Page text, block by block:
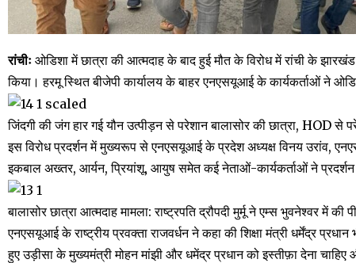
रांचीः ओडिशा में छात्रा की आत्मदाह के बाद हुई मौत के विरोध में रांची के
किया। हरमू स्थित बीजेपी कार्यालय के बाहर एनएसयूआई के कार्यकर्ताओं ने
जिंदगी की जंग हार गई यौन उत्पीड़न से परेशान बालासोर की छात्रा, HOD से
इस विरोध प्रदर्शन में मुख्यरूप से एनएसयूआई के प्रदेश अध्यक्ष विनय उरांव,
इकबाल अख्तर, आर्यन, प्रियांशू, आयुष समेत कई नेताओं-कार्यकर्ताओं ने प्रदर्शन
बालासोर छात्रा आत्मदाह मामला: राष्ट्रपति द्रौपदी मुर्मू ने एम्स भुवनेश्वर में
एनएसयूआई के राष्ट्रीय प्रवक्ता राजवर्धन ने कहा की शिक्षा मंत्री धर्मेंद्र
हुए उड़ीसा के मुख्यमंत्री मोहन मांझी और धमेंद्र प्रधान को इस्तीफ़ा देना